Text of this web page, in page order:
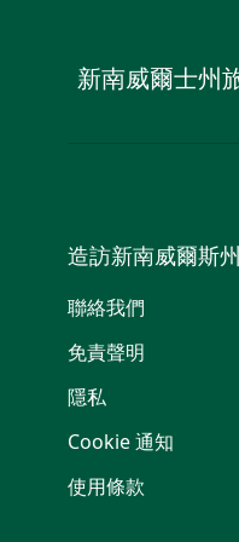
新南威爾士州
造訪新南威爾斯州
聯絡我們
免責聲明
隱私
Cookie 通知
使用條款